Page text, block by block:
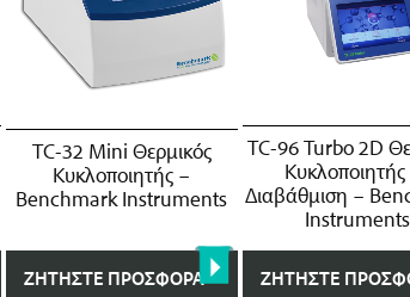
TC-32 Mini Θερμικός
Κυκλοποιητής –
Benchmark Instruments
ΖΗΤΉΣΤΕ ΠΡΟΣΦΟΡΆ
TC-96 Turbo 2D
Διαβάθμιση –
Instruments
ΖΗΤΉΣΤΕ